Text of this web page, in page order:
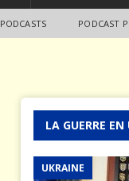
PODCASTS PODCAST
LA GUERRE EN
UKRAINE